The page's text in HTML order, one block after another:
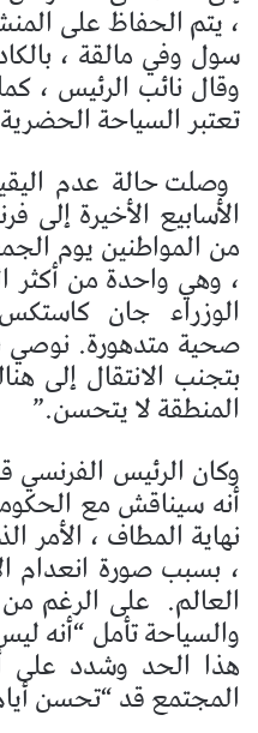
، يتم الحفاظ على
سول وفي مالقة ، بالكاد فتحت
وقال نائب الرئيس ،
تعتبر السياحة
وصلت حالة عدم
الأسابيع الأخيرة
من المواطنين يوم
، وهي واحدة من أكثر
الوزراء جان
صحية متدهورة. نوصي
بتجنب الانتقال إلى
المنطقة لا يتحسن.”
وكان الرئيس
أنه سيناقش مع
نهاية المطاف ، الأمر
، بسبب صورة انعدام
العالم. على الرغم من
والسياحة تأمل “أنه
هذا الحد وشدد على
المجتمع قد “تحسن